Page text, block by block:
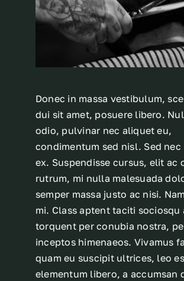
Donec in massa vestibulum,
dui sit amet, posuere libero.
odio, pulvinar nec aliquet eu,
condimentum sed nisl. Sed nec
ex. Suspendisse cursus, elit ac
rutrum, mi nulla malesuada
semper massa justo ac nisi.
mi. Class aptent taciti sociosqu
torquent per conubia nostra,
inceptos himenaeos. Vivamus
quam eu suscipit ultrices, leo
elementum libero, a accumsan